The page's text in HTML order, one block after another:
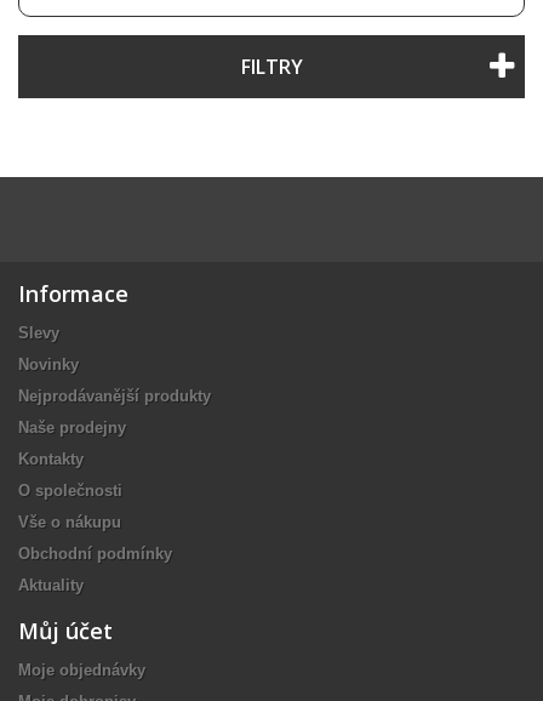
FILTRY
Informace
Slevy
Novinky
Nejprodávanější produkty
Naše prodejny
Kontakty
O společnosti
Vše o nákupu
Obchodní podmínky
Aktuality
Můj účet
Moje objednávky